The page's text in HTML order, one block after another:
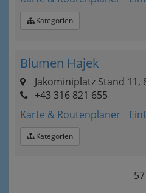
Kategorien
Blumen Hajek
Jakominiplatz Stand 11,
+43 316 821 655
Karte & Routenplaner
Kategorien